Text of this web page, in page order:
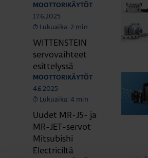
MOOTTORIKÄYTÖT
17.6.2025
Lukuaika: 2 min
WITTENSTEIN
servovaihteet
esittelyssä
MOOTTORIKÄYTÖT
4.6.2025
Lukuaika: 4 min
Uudet MR-J5- ja
MR-JET-servot
Mitsubishi
Electriciltä